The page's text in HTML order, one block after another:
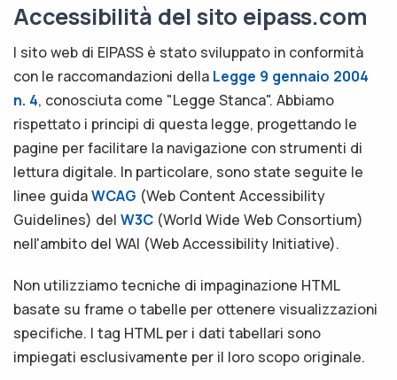
Accessibilità del sito eipass.com
l sito web di EIPASS è stato sviluppato in conformità
con le raccomandazioni della Legge 9 gennaio 2004
n. 4, conosciuta come "Legge Stanca". Abbiamo
rispettato i principi di questa legge, progettando le
pagine per facilitare la navigazione con strumenti di
lettura digitale. In particolare, sono state seguite le
linee guidaWCAG (Web Content Accessibility
Guidelines) del W3C (World Wide Web Consortium)
nell'ambito del WAI (Web Accessibility Initiative).
Non utilizziamo tecniche di impaginazione HTML
basate su frame o tabelle per ottenere visualizzazioni
specifiche. I tag HTML per i dati tabellari sono
impiegati esclusivamente per il loro scopo originale.